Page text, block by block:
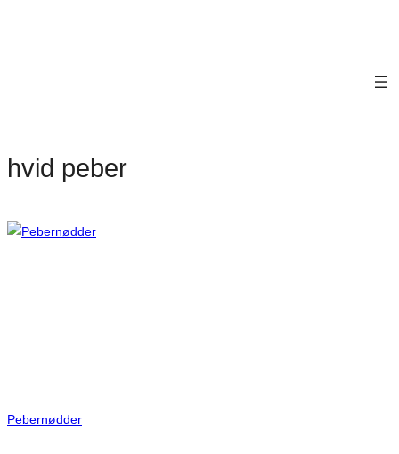
hvid peber
Pebernødder